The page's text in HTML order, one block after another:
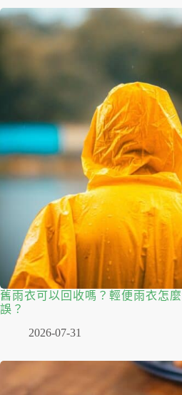
舊雨衣可以回收嗎？輕便雨衣怎
誤？
2026-07-31